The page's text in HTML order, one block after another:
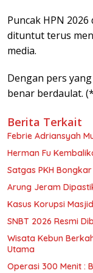
Puncak HPN
dituntut terus
media.
Dengan pers
benar berdaulat.
Berita Terkait
Febrie Adriansyah
Herman Fu
Arung Jeram
SNBT 2026 Resmi
Wisata Kebun
Utama